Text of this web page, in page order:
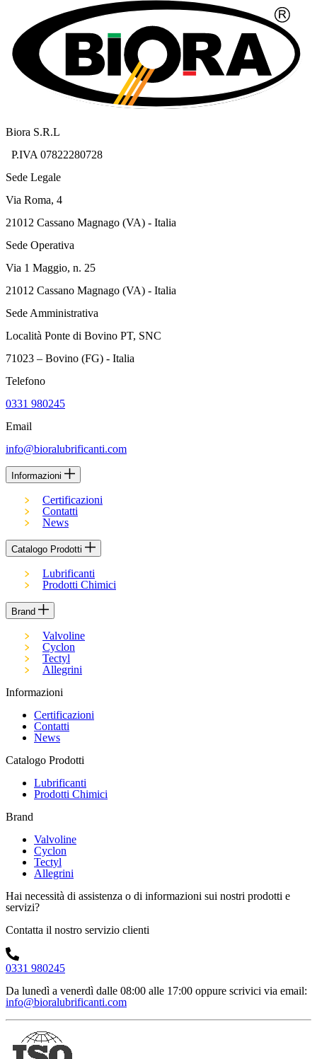
Biora S.R.L
P.IVA 07822280728
Sede Legale
Via Roma, 4
21012 Cassano Magnago (VA) - Italia
Sede Operativa
Via 1 Maggio, n. 25
21012 Cassano Magnago (VA) - Italia
Sede Amministrativa
Località Ponte di Bovino PT, SNC
71023 – Bovino (FG) - Italia
Telefono
0331 980245
Email
info@bioralubrificanti.com
Informazioni
Certificazioni
Contatti
News
Catalogo Prodotti
Lubrificanti
Prodotti Chimici
Brand
Valvoline
Cyclon
Tectyl
Allegrini
Informazioni
Certificazioni
Contatti
News
Catalogo Prodotti
Lubrificanti
Prodotti Chimici
Brand
Valvoline
Cyclon
Tectyl
Allegrini
Hai necessità di assistenza o di informazioni sui nostri prodotti e
servizi?
Contatta il nostro servizio clienti
0331 980245
Da lunedì a venerdì dalle 08:00 alle 17:00 oppure scrivici via email:
info@bioralubrificanti.com